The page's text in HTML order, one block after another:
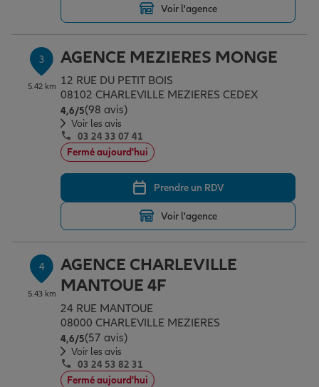
Garantie des accidents de la vie
Assurance scolaire
Protection juridique
Retraite
Tous nos devis d'assurance
Voir l'agence
3
5.42 km
AGENCE MEZIERES MONGE
12 RUE DU PETIT BOIS
08102 CHARLEVILLE MEZIERES CEDEX
4,6/5Note de 4.6 sur 5
(98 avis)
Voir les avis
03 24 33 07 41
Fermé aujourd'hui
Prendre un RDV
Voir l'agence
4
5.43 km
AGENCE CHARLEVILLE
MANTOUE 4F
24 RUE MANTOUE
08000 CHARLEVILLE MEZIERES
4,6/5Note de 4.6 sur 5
(57 avis)
Voir les avis
03 24 53 82 31
Fermé aujourd'hui